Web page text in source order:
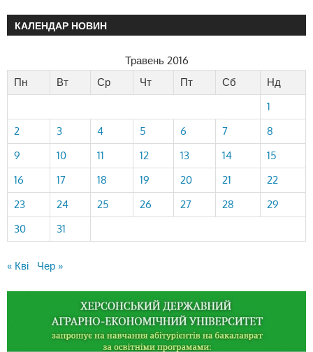
КАЛЕНДАР НОВИН
Травень 2016
Пн
Вт Ср Чт Пт Сб
Нд
1
2
3 4 5 6 7
8
9
10 11 12 13 14
15
16
17 18 19 20 21
22
23
24 25 26 27 28
29
30
31
« Кві Чер »